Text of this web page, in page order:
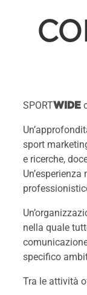
SPORTWIDE
sport
e ricerche,
nella quale
specifico
Tra le attività